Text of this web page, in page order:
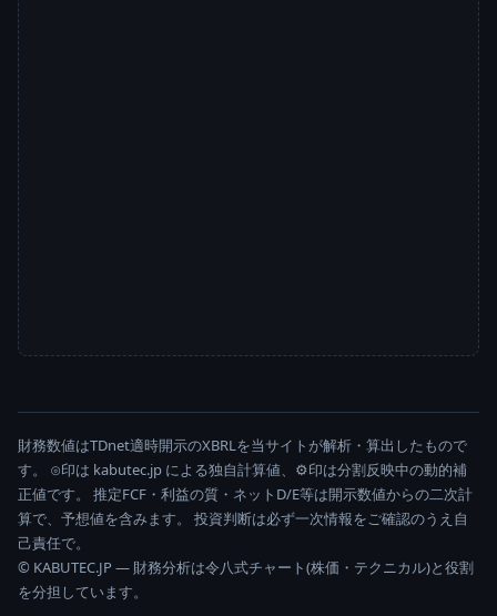
財務数値はTDnet適時開示のXBRLを当サイトが解析・算出したもので
す。 ⊙印は kabutec.jp による独自計算値、⚙印は分割反映中の動的補
正値です。 推定FCF・利益の質・ネットD/E等は開示数値からの二次計
算で、予想値を含みます。 投資判断は必ず一次情報をご確認のうえ自
己責任で。
© KABUTEC.JP — 財務分析は令八式チャート(株価・テクニカル)と役割
を分担しています。